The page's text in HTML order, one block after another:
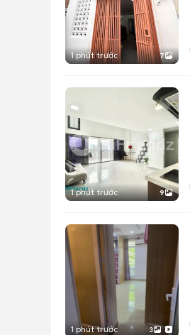
1 phút trước 7
1 phút trước 9
1 phút trước 3